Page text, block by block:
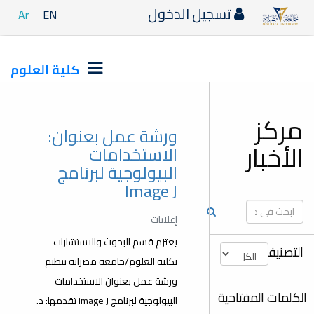
Ar EN
ورشة عمل بعنوان:
الاستخدامات
البيولوجية لبرنامج
Image J
إعلانات
يعتزم قسم البحوث والاستشارات
بكلية العلوم/جامعة مصراتة تنظيم
البيولوجية لبرنامج image J تقدمها: د.